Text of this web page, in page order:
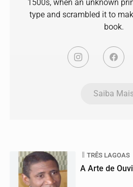
1500s, when an unknown
type and scrambled it to
book.
Saiba
TRÊS LAGOAS
A Arte de